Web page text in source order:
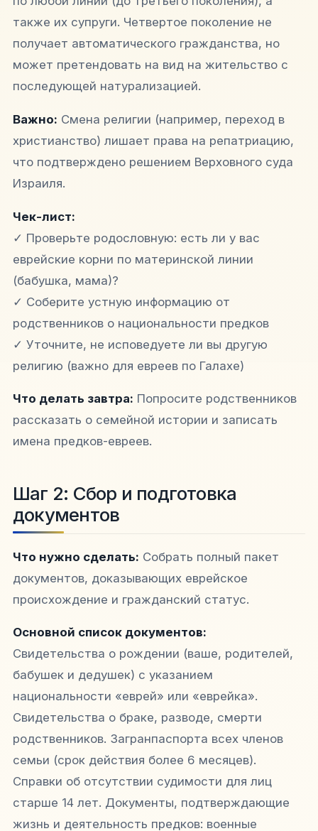
также их супруги. Четвертое поколение не
получает автоматического гражданства, но
может претендовать на вид на жительство с
последующей натурализацией.
Важно: Смена религии (например, переход в
христианство) лишает права на репатриацию,
что подтверждено решением Верховного суда
Израиля.
Чек-лист:
✓ Проверьте родословную: есть ли у вас
еврейские корни по материнской линии
(бабушка, мама)?
✓ Соберите устную информацию от
родственников о национальности предков
✓ Уточните, не исповедуете ли вы другую
религию (важно для евреев по Галахе)
Что делать завтра: Попросите родственников
рассказать о семейной истории и записать
имена предков-евреев.
Шаг 2: Сбор и подготовка
документов
Что нужно сделать: Собрать полный пакет
документов, доказывающих еврейское
происхождение и гражданский статус.
Основной список документов:
Свидетельства о рождении (ваше, родителей,
бабушек и дедушек) с указанием
национальности «еврей» или «еврейка».
Свидетельства о браке, разводе, смерти
родственников. Загранпаспорта всех членов
семьи (срок действия более 6 месяцев).
Справки об отсутствии судимости для лиц
старше 14 лет. Документы, подтверждающие
жизнь и деятельность предков: военные